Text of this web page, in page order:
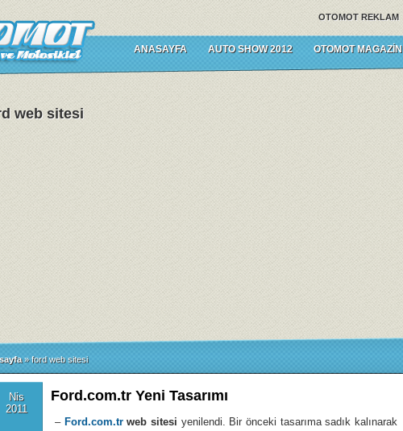
OTOMOT REKLAM
ANASAYFA AUTO SHOW 2012 OTOMOT MAGAZIN
web sitesi
» ford web sitesi
Nis
2011
Ford.com.tr Yeni Tasarımı
– Ford.com.trweb sitesi yenilendi. Bir önceki tasarıma sadık kalınarak